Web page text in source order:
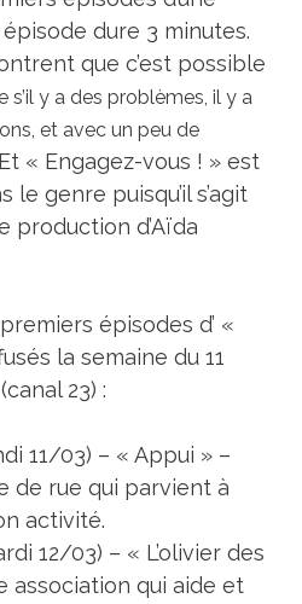
dure 3 minutes.
que c’est possible
s’il y a des problèmes, il y a
et avec un peu de
Et « Engagez-vous ! » est
genre puisqu’il s’agit
production d’Aïda
épisodes d’ «
la semaine du 11
23) :
11/03) – « Appui » –
de rue qui parvient à
activité.
12/03) – « L’olivier des
association qui aide et